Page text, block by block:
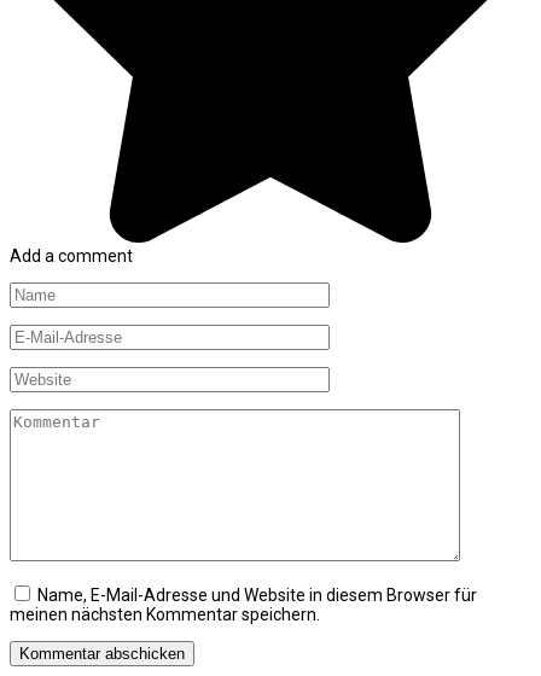
Add a comment
Name
*
E-
Mail-
Adresse
*
Website
Kommentar
Name, E-Mail-Adresse und Website in diesem Browser für
meinen nächsten Kommentar speichern.